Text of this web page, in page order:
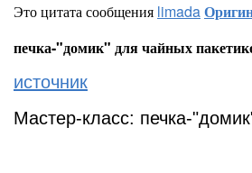
Это цитата сообщения limada
печка-"домик" для чайных
источник
Мастер-класс: печка-